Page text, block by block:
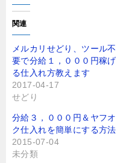
し
て
T
i
t
t
e
r
で
共
有
(
し
い
ウ
ィ
ン
ド
共
有
す
る
に
は
ク
し
て
く
関連
メルカリせどり、ツール不
要で分給１，０００円稼げ
る仕入れ方教えます
2017-04-17
せどり
分給３，０００円＆ヤフオ
ク仕入れを簡単にする方法
2015-07-04
未分類